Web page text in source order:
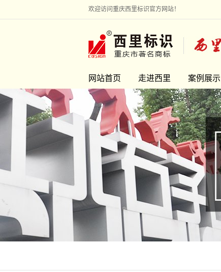
欢迎访问重庆西里标识官方网站！
网站首页 走进西里
走进西里
联系我们
案例展示
地产标识
旅游景区
市政环境
校企文化
医疗银行
雕塑艺术
工业园区
酒店商业